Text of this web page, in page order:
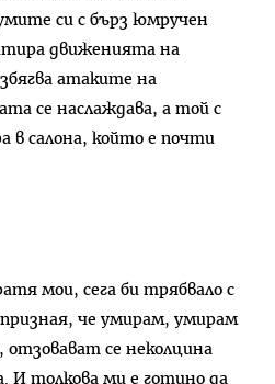
си с бърз юмручен
движенията на
атаките на
се наслаждава, а той с
в салона, който е почти
мои, сега би трябвало с
че умирам, умирам
се неколцина
И толкова ми е готино да